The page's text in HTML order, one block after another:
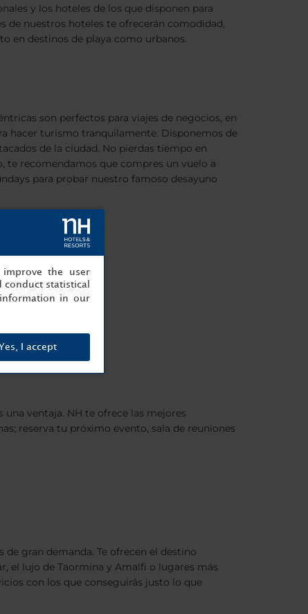
y los hoteles de los que disponen para
de nuestros hoteles te ofrecerán comodidad,
en destinos de playa como urbanos.
son perfectos para viajes de negocios, en
hacer turismo tranquilamente. Disponemos de
de la ciudad. No pierdas tiempo en
te recomendamos que compres un vuelo a
para probar nuestro famoso desayuno
una ventaja. NH te ofrece las mejores
reserva tu próximo evento, sala de reuniones
gran demanda. Te ofrecen el destino
el lujo de Taormina y Amalfi o lugares más
con los que conseguirás justo lo que
the user
statistical
in our
I accept